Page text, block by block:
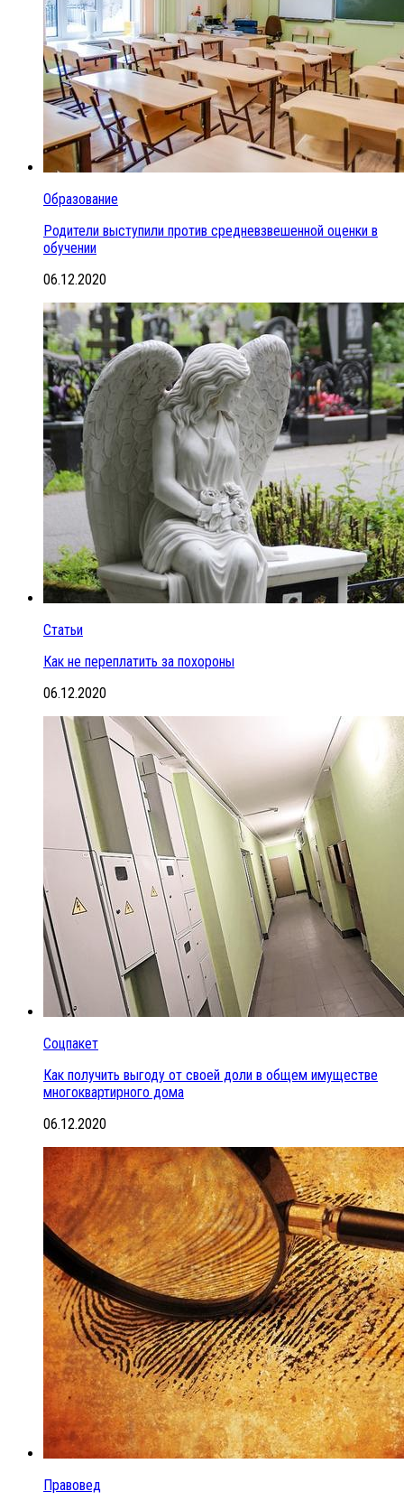
Образование
Родители выступили против средневзвешенной оценки в
обучении
06.12.2020
Статьи
Как не переплатить за похороны
06.12.2020
Соцпакет
Как получить выгоду от своей доли в общем имуществе
многоквартирного дома
06.12.2020
Правовед